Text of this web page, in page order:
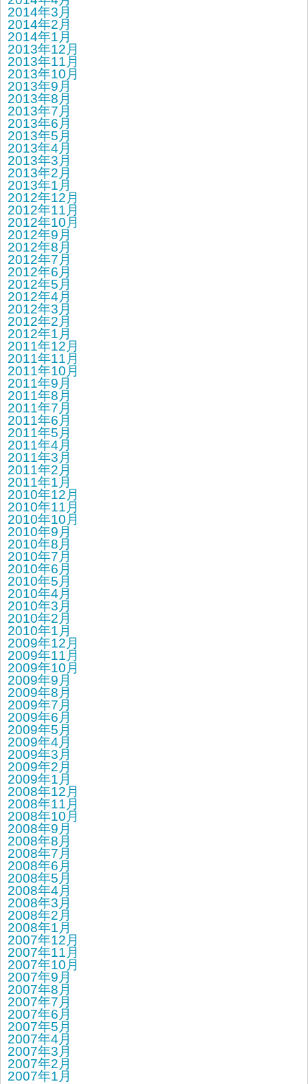
2014年3月
2014年2月
2014年1月
2013年12月
2013年11月
2013年10月
2013年9月
2013年8月
2013年7月
2013年6月
2013年5月
2013年4月
2013年3月
2013年2月
2013年1月
2012年12月
2012年11月
2012年10月
2012年9月
2012年8月
2012年7月
2012年6月
2012年5月
2012年4月
2012年3月
2012年2月
2012年1月
2011年12月
2011年11月
2011年10月
2011年9月
2011年8月
2011年7月
2011年6月
2011年5月
2011年4月
2011年3月
2011年2月
2011年1月
2010年12月
2010年11月
2010年10月
2010年9月
2010年8月
2010年7月
2010年6月
2010年5月
2010年4月
2010年3月
2010年2月
2010年1月
2009年12月
2009年11月
2009年10月
2009年9月
2009年8月
2009年7月
2009年6月
2009年5月
2009年4月
2009年3月
2009年2月
2009年1月
2008年12月
2008年11月
2008年10月
2008年9月
2008年8月
2008年7月
2008年6月
2008年5月
2008年4月
2008年3月
2008年2月
2008年1月
2007年12月
2007年11月
2007年10月
2007年9月
2007年8月
2007年7月
2007年6月
2007年5月
2007年4月
2007年3月
2007年2月
2007年1月